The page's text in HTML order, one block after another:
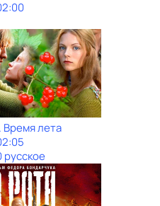
Время лета
русское